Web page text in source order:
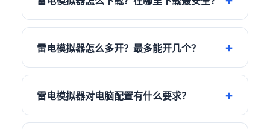
雷电模拟器怎么多开？最多能开几个？
雷电模拟器对电脑配置有什么要求？